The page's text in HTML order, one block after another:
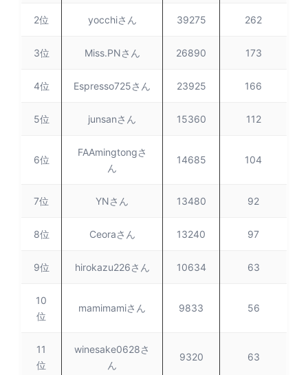
2位 yocchiさん 39275 262
3位 Miss.PNさん 26890 173
4位 Espresso725さん 23925 166
5位 junsanさん 15360 112
6位
FAAmingtongさ
ん
14685 104
7位 YNさん 13480 92
8位 Ceoraさん 13240 97
9位 hirokazu226さん 10634 63
10
位
mamimamiさん 9833 56
11
位
winesake0628さ
ん
9320 63